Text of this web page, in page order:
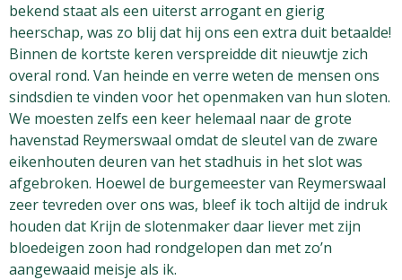
bekend staat als een uiterst arrogant en gierig
heerschap, was zo blij dat hij ons een extra duit betaalde!
Binnen de kortste keren verspreidde dit nieuwtje zich
overal rond. Van heinde en verre weten de mensen ons
sindsdien te vinden voor het openmaken van hun sloten.
We moesten zelfs een keer helemaal naar de grote
havenstad Reymerswaal omdat de sleutel van de zware
eikenhouten deuren van het stadhuis in het slot was
afgebroken. Hoewel de burgemeester van Reymerswaal
zeer tevreden over ons was, bleef ik toch altijd de indruk
houden dat Krijn de slotenmaker daar liever met zijn
bloedeigen zoon had rondgelopen dan met zo’n
aangewaaid meisje als ik.